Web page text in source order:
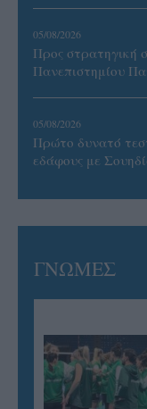
05/08/2026
Προς στρατηγική
Πανεπιστημίου
05/08/2026
Πρώτο δυνατό
εδάφους με
ΓΝΩΜΕΣ